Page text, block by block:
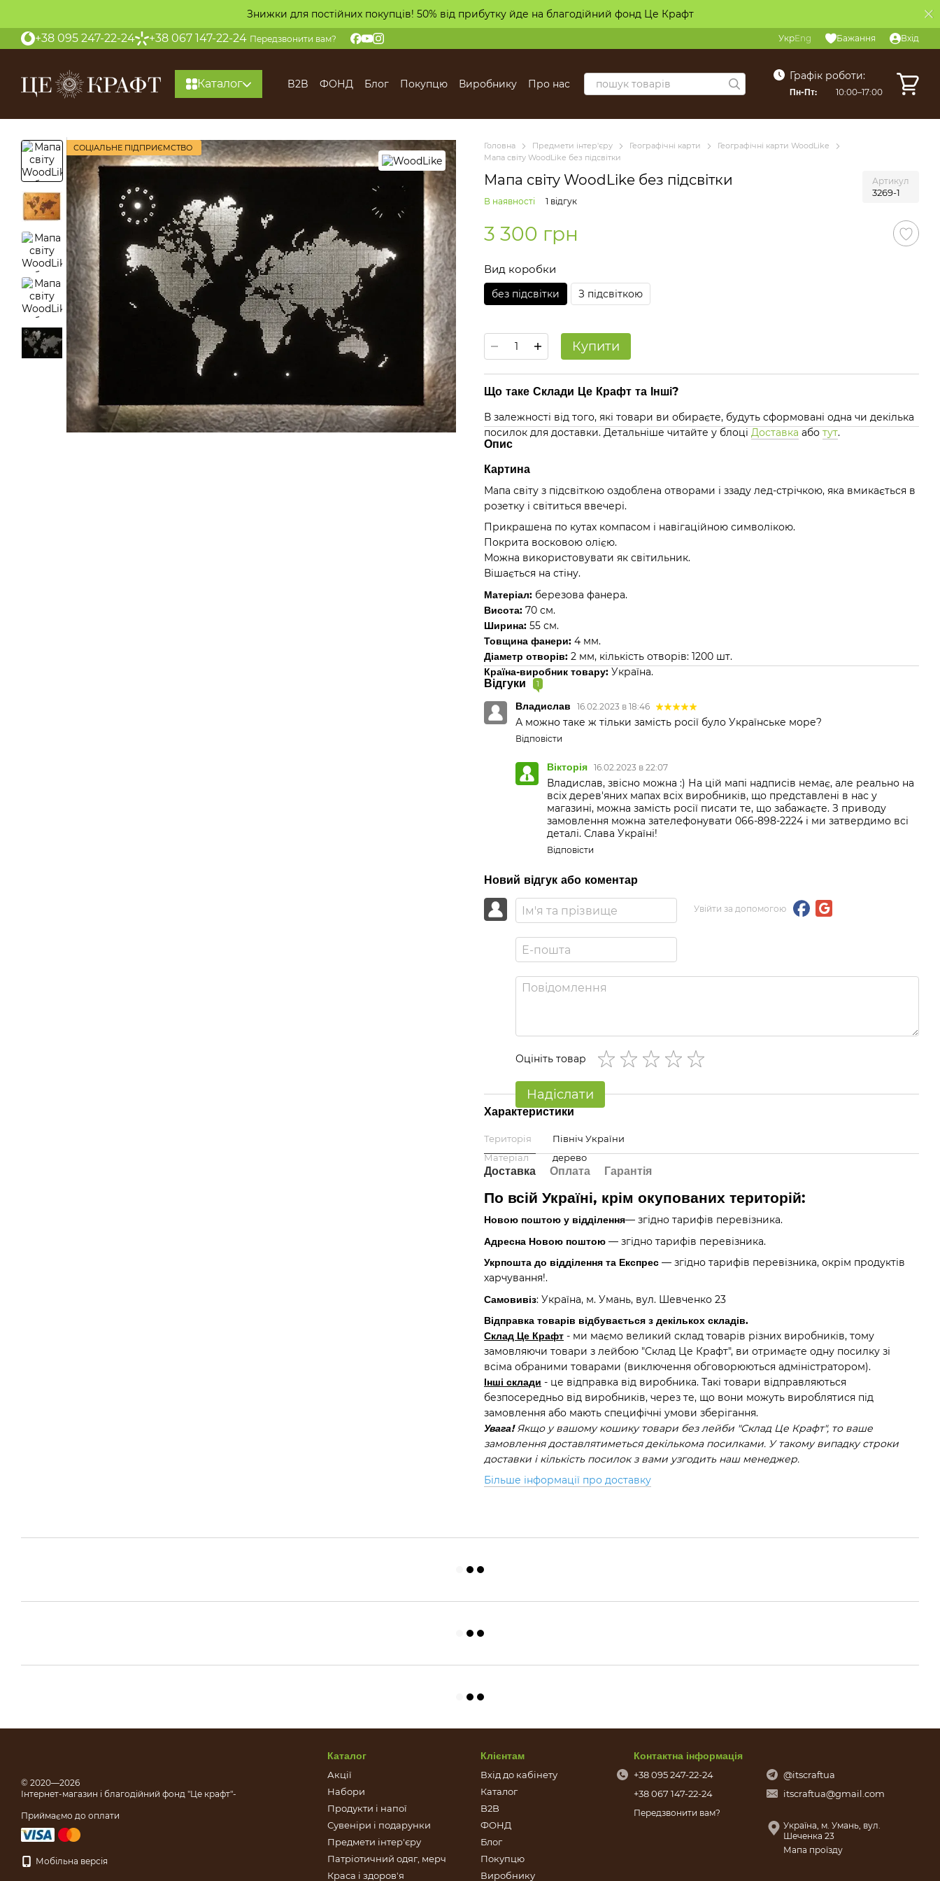
Знижки для постійних покупців! 50% від прибутку йде на благодійний фонд Це Крафт
+38 095 247-22-24 +38 067 147-22-24 Передзвонити вам? УкрEng Бажання Вхід
Каталог B2B ФОНД Блог Покупцю Виробнику Про нас
Графік роботи:
Пн-Пт: 10:00–17:00
СОЦІАЛЬНЕ ПІДПРИЄМСТВО Головна Предмети інтер'єру Географічні карти
Географічні карти WoodLike
Мапа світу WoodLike без підсвітки
Мапа світу WoodLike без підсвітки Артикул
3269-1
В наявності 1 відгук
3 300 грн
Вид коробки
без підсвітки З підсвіткою
Купити
Що таке Склади Це Крафт та Інші?
В залежності від того, які товари ви обираєте, будуть сформовані одна чи декілька
посилок для доставки. Детальніше читайте у блоці Доставка або тут.
Опис
Картина
Мапа світу з підсвіткою оздоблена отворами і ззаду лед-стрічкою, яка вмикається в
розетку і світиться ввечері.
Прикрашена по кутах компасом і навігаційною символікою.
Покрита восковою олією.
Можна використовувати як світильник.
Вішається на стіну.
Матеріал: березова фанера.
Висота: 70 см.
Ширина: 55 см.
Товщина фанери: 4 мм.
Діаметр отворів: 2 мм, кількість отворів: 1200 шт.
Країна-виробник товару: Україна.
Відгуки 1
Владислав 16.02.2023 в 18:46
А можно таке ж тільки замість росії було Українське море?
Відповісти
Вікторія 16.02.2023 в 22:07
Владислав, звісно можна :) На цій мапі надписів немає, але реально на
всіх дерев'яних мапах всіх виробників, що представлені в нас у
магазині, можна замість росії писати те, що забажаєте. З приводу
замовлення можна зателефонувати 066-898-2224 і ми затвердимо всі
деталі. Слава Україні!
Відповісти
Новий відгук або коментар
Увійти за допомогою
Оцініть товар
Надіслати
Характеристики
Територія
Північ України
Матеріал
дерево
Доставка Оплата Гарантія
По всій Україні, крім окупованих територій:
Новою поштою у відділення— згідно тарифів перевізника.
Адресна Новою поштою — згідно тарифів перевізника.
Укрпошта до відділення та Експрес — згідно тарифів перевізника, окрім продуктів
харчування!.
Самовивіз: Україна, м. Умань, вул. Шевченко 23
Відправка товарів відбувається з декількох складів.
Склад Це Крафт - ми маємо великий склад товарів різних виробників, тому
замовляючи товари з лейбою "Склад Це Крафт", ви отримаєте одну посилку зі
всіма обраними товарами (виключення обговорюються адміністратором).
Інші склади - це відправка від виробника. Такі товари відправляються
безпосередньо від виробників, через те, що вони можуть вироблятися під
замовлення або мають специфічні умови зберігання.
Увага!Якщо у вашому кошику товари без лейби "Склад Це Крафт", то ваше
замовлення доставлятиметься декількома посилками. У такому випадку строки
доставки і кількість посилок з вами узгодить наш менеджер.
Більше інформації про доставку
© 2020—2026
Інтернет-магазин і благодійний фонд "Це крафт"-
Приймаємо до оплати
Мобільна версія
Каталог
Акції
Набори
Продукти і напої
Сувеніри і подарунки
Предмети інтер'єру
Патріотичний одяг, мерч
Краса і здоров'я
Клієнтам
Вхід до кабінету
Каталог
B2B
ФОНД
Блог
Покупцю
Виробнику
Контактна інформація
+38 095 247-22-24
+38 067 147-22-24
Передзвонити вам?
@itscraftua
itscraftua@gmail.com
Україна, м. Умань, вул.
Шеченка 23
Мапа проїзду